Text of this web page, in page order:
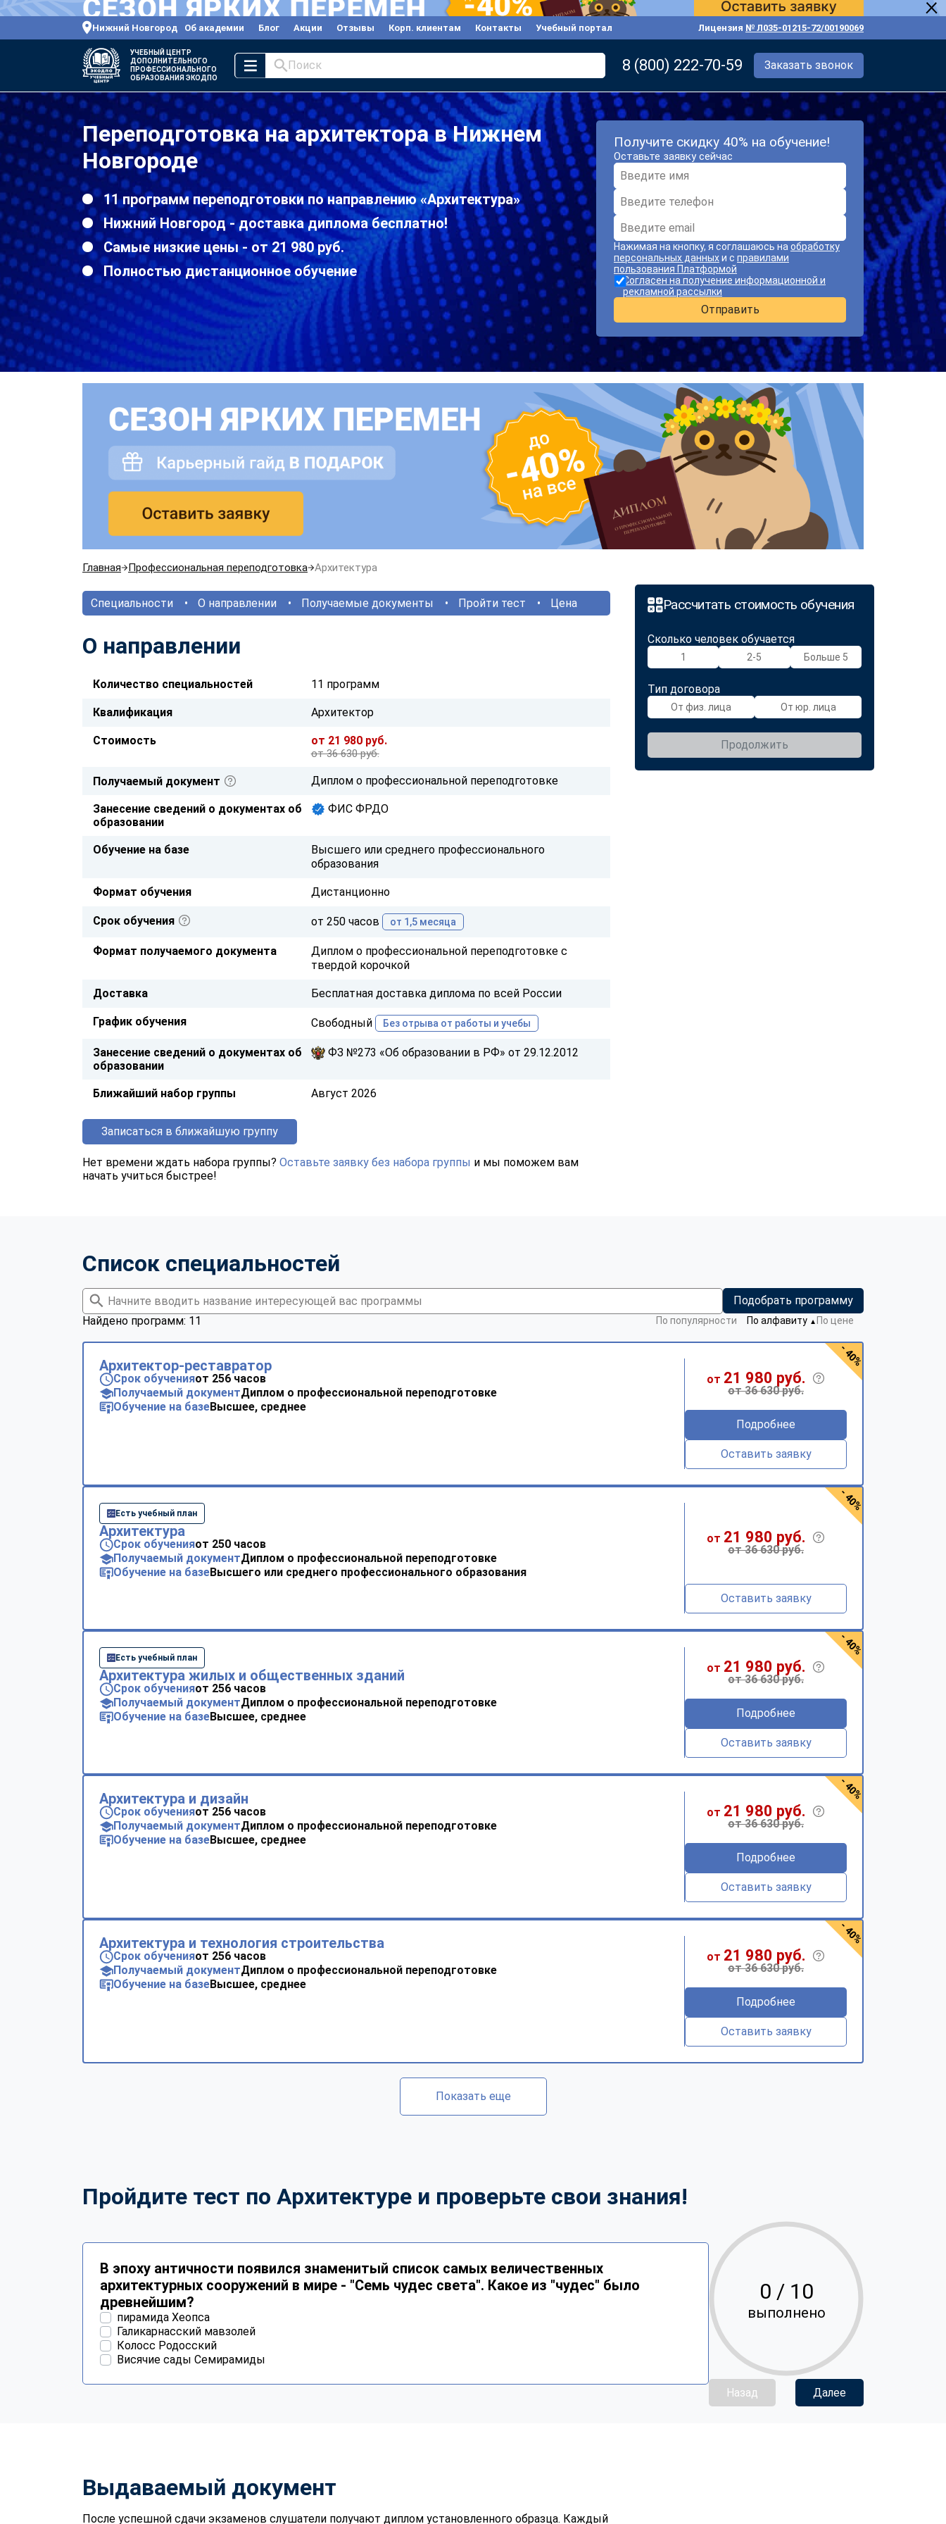
Нижний Новгород Об академии Блог Акции Отзывы Корп. клиентам Контакты Учебный портал Лицензия № Л035-01215-72/00190069
УЧЕБНЫЙ ЦЕНТР
ДОПОЛНИТЕЛЬНОГО
ПРОФЕССИОНАЛЬНОГО
ОБРАЗОВАНИЯ ЭКОДПО
Поиск 8 (800) 222-70-59 Заказать звонок
Переподготовка на архитектора в Нижнем
Новгороде
11 программ переподготовки по направлению «Архитектура»
Нижний Новгород - доставка диплома бесплатно!
Самые низкие цены - от 21 980 руб.
Полностью дистанционное обучение
Получите скидку 40% на обучение!
Оставьте заявку сейчас
Нажимая на кнопку, я соглашаюсь на обработку
персональных данныхи с правилами
пользования Платформой
Согласен на получение информационной и
рекламной рассылки
Отправить
Главная Профессиональная переподготовка Архитектура
Рассчитать стоимость обучения
Сколько человек обучается
1 2-5 Больше 5
Тип договора
От физ. лица От юр. лица
Продолжить
Специальности О направлении Получаемые документы Пройти тест Цена
О направлении
Количество специальностей 11 программ
Квалификация Архитектор
Стоимость от 21 980 руб.
от 36 630 руб.
Получаемый документ Диплом о профессиональной переподготовке
Занесение сведений о документах об
образовании
ФИС ФРДО
Обучение на базе
Высшего или среднего профессионального
образования
Формат обучения Дистанционно
Срок обучения от 250 часов от 1,5 месяца
Формат получаемого документа
Диплом о профессиональной переподготовке с
твердой корочкой
Доставка Бесплатная доставка диплома по всей России
График обучения Свободный Без отрыва от работы и учебы
Занесение сведений о документах об
образовании
ФЗ №273 «Об образовании в РФ» от 29.12.2012
Ближайший набор группы Август 2026
Записаться в ближайшую группу
Нет времени ждать набора группы? Оставьте заявку без набора группы и мы поможем вам
начать учиться быстрее!
Список специальностей
Подобрать программу
Найдено программ: 11
По популярности По алфавиту ▼ По цене
Архитектор-реставратор
Срок обученияот 256 часов
Получаемый документДиплом о профессиональной переподготовке
Обучение на базеВысшее, среднее
от 21 980 руб.
от 36 630 руб.
Подробнее
Оставить заявку
- 40%
Есть учебный план
Архитектура
Срок обученияот 250 часов
Получаемый документДиплом о профессиональной переподготовке
Обучение на базеВысшего или среднего профессионального образования
от 21 980 руб.
от 36 630 руб.
Оставить заявку
- 40%
Есть учебный план
Архитектура жилых и общественных зданий
Срок обученияот 256 часов
Получаемый документДиплом о профессиональной переподготовке
Обучение на базеВысшее, среднее
от 21 980 руб.
от 36 630 руб.
Подробнее
Оставить заявку
- 40%
Архитектура и дизайн
Срок обученияот 256 часов
Получаемый документДиплом о профессиональной переподготовке
Обучение на базеВысшее, среднее
от 21 980 руб.
от 36 630 руб.
Подробнее
Оставить заявку
- 40%
Архитектура и технология строительства
Срок обученияот 256 часов
Получаемый документДиплом о профессиональной переподготовке
Обучение на базеВысшее, среднее
от 21 980 руб.
от 36 630 руб.
Подробнее
Оставить заявку
- 40%
Показать еще
Пройдите тест по Архитектуре и проверьте свои знания!
В эпоху античности появился знаменитый список самых величественных
архитектурных сооружений в мире - "Семь чудес света". Какое из "чудес" было
древнейшим?
пирамида Хеопса
Галикарнасский мавзолей
Колосс Родосский
Висячие сады Семирамиды
0 / 10
выполнено
Назад Далее
Выдаваемый документ
После успешной сдачи экзаменов слушатели получают диплом установленного образца. Каждый